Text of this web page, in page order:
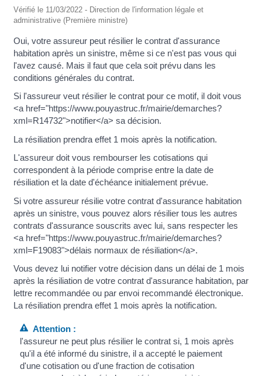
Vérifié le 11/03/2022 - Direction de l'information légale et
administrative (Première ministre)
Oui, votre assureur peut résilier le contrat d'assurance
habitation après un sinistre, même si ce n'est pas vous qui
l'avez causé. Mais il faut que cela soit prévu dans les
conditions générales du contrat.
Si l'assureur veut résilier le contrat pour ce motif, il doit vous
<a href="https://www.pouyastruc.fr/mairie/demarches?
xml=R14732">notifier</a> sa décision.
La résiliation prendra effet 1 mois après la notification.
L'assureur doit vous rembourser les cotisations qui
correspondent à la période comprise entre la date de
résiliation et la date d'échéance initialement prévue.
Si votre assureur résilie votre contrat d'assurance habitation
après un sinistre, vous pouvez alors résilier tous les autres
contrats d'assurance souscrits avec lui, sans respecter les
<a href="https://www.pouyastruc.fr/mairie/demarches?
xml=F19083">délais normaux de résiliation</a>.
Vous devez lui notifier votre décision dans un délai de 1 mois
après la résiliation de votre contrat d'assurance habitation, par
lettre recommandée ou par envoi recommandé électronique.
La résiliation prendra effet 1 mois après la notification.
Attention :
l'assureur ne peut plus résilier le contrat si, 1 mois après
qu'il a été informé du sinistre, il a accepté le paiement
d'une cotisation ou d'une fraction de cotisation